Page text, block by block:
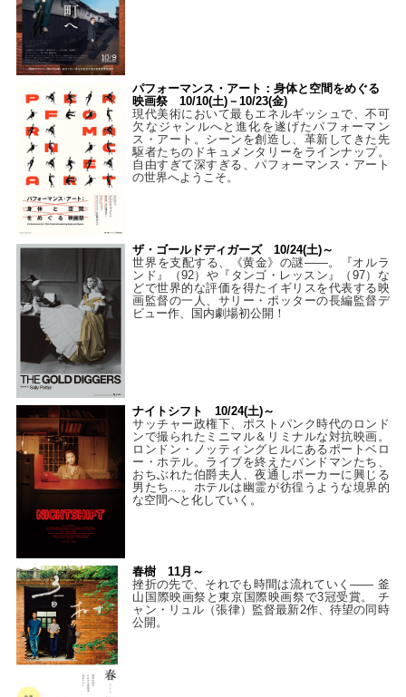
パフォーマンス・アート：身体と空間をめぐる
映画祭 10/10(土)－10/23(金)
現代美術において最もエネルギッシュで、不可
欠なジャンルへと進化を遂げたパフォーマン
ス・アート。シーンを創造し、革新してきた先
駆者たちのドキュメンタリーをラインナップ。
自由すぎて深すぎる、パフォーマンス・アート
の世界へようこそ。
ザ・ゴールドディガーズ 10/24(土)～
世界を支配する、《黄金》の謎――。『オルラ
ンド』（92）や『タンゴ・レッスン』（97）な
どで世界的な評価を得たイギリスを代表する映
画監督の一人、サリー・ポッターの長編監督デ
ビュー作、国内劇場初公開！
ナイトシフト 10/24(土)～
サッチャー政権下、ポストパンク時代のロンド
ンで撮られたミニマル＆リミナルな対抗映画。
ロンドン・ノッティングヒルにあるポートベロ
ー・ホテル。ライブを終えたバンドマンたち、
おちぶれた伯爵夫人、夜通しポーカーに興じる
男たち…。ホテルは幽霊が彷徨うような境界的
な空間へと化していく。
春樹 11月～
挫折の先で、それでも時間は流れていく—— 釜
山国際映画祭と東京国際映画祭で3冠受賞。 チ
ャン・リュル（張律）監督最新2作、待望の同時
公開。